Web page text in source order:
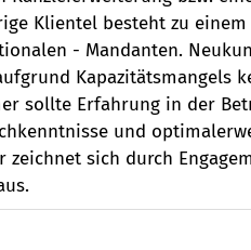
Klientel besteht zu einem
- Mandanten.
Kapazitätsmangels
sollte Erfahrung in der
und
sich durch